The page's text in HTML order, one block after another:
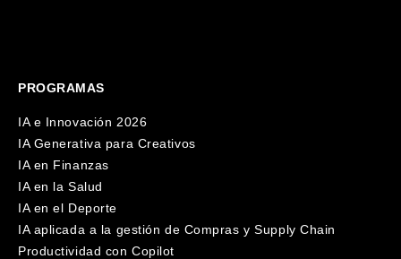
PROGRAMAS
IA e Innovación 2026
IA Generativa para Creativos
IA en Finanzas
IA en la Salud
IA en el Deporte
IA aplicada a la gestión de Compras y Supply Chain
Productividad con Copilot